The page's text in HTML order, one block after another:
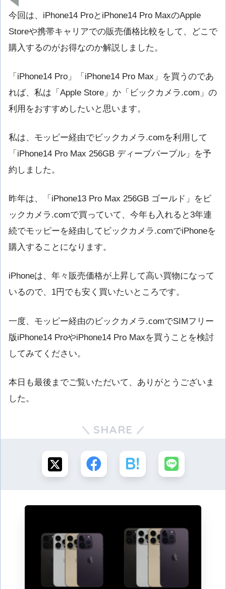
今回は、iPhone14 ProとiPhone14 Pro MaxのApple
Storeや携帯キャリアでの販売価格比較をして、どこで
購入するのがお得なのか解説しました。
「iPhone14 Pro」「iPhone14 Pro Max」を買うのであ
れば、私は「Apple Store」か「ビックカメラ.com」の
利用をおすすめしたいと思います。
私は、モッピー経由でビックカメラ.comを利用して
「iPhone14 Pro Max 256GB ディープパープル」を予
約しました。
昨年は、「iPhone13 Pro Max 256GB ゴールド」をビ
ックカメラ.comで買っていて、今年も入れると3年連
続でモッピーを経由してビックカメラ.comでiPhoneを
購入することになります。
iPhoneは、年々販売価格が上昇して高い買物になって
いるので、1円でも安く買いたいところです。
一度、モッピー経由のビックカメラ.comでSIMフリー
版iPhone14 ProやiPhone14 Pro Maxを買うことを検討
してみてください。
本日も最後までご覧いただいて、ありがとうございま
した。
SHARE